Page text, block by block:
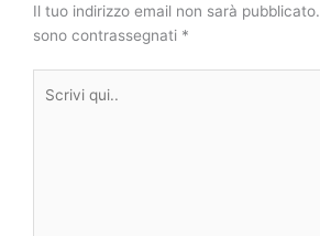
Il tuo indirizzo email non sarà pubblicato.
sono contrassegnati *
qui..